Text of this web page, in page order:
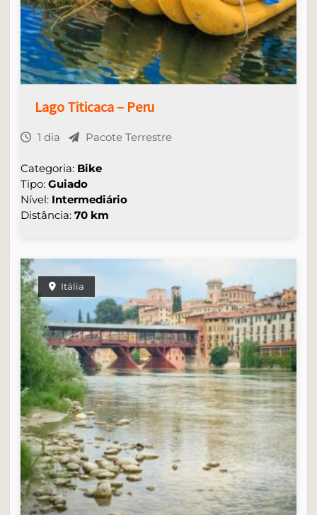
Lago Titicaca – Peru
1 dia Pacote Terrestre
Categoria: Bike
Tipo:Guiado
Nível: Intermediário
Distância:70 km
Itália